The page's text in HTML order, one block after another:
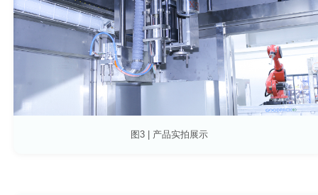
图3 | 产品实拍展示